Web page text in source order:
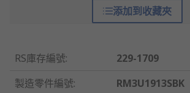
添加到收藏夾
RS庫存編號:
229-1709
製造零件編號:
RM3U1913SBK